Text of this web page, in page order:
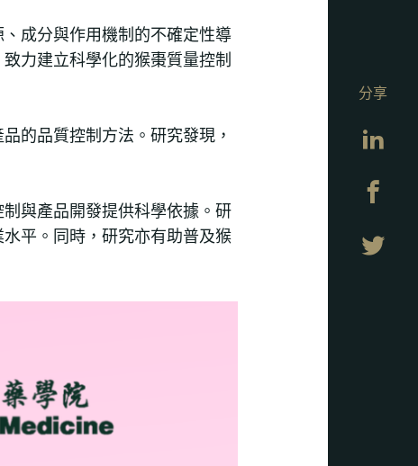
成分與作用機制的不確定性導
力建立科學化的猴棗質量控制
的品質控制方法。研究發現，
與產品開發提供科學依據。研
平。同時，研究亦有助普及猴
分享